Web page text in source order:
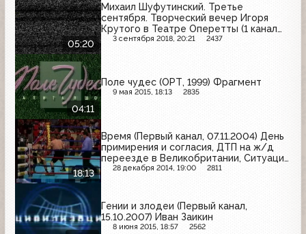
05:20
Михаил Шуфутинский. Третье
сентября. Творческий вечер Игоря
Крутого в Театре Оперетты (1 канал
Останкино, 1994)
3 сентября 2018, 20:21 2437
04:11
Поле чудес (ОРТ, 1999) Фрагмент
9 мая 2015, 18:13 2835
18:13
Время (Первый канал, 07.11.2004) День
примирения и согласия, ДТП на ж/д
переезде в Великобритании, Ситуация
на Ближнем Востоке, Победа Кости
28 декабря 2014, 19:00 2811
Гении и злодеи (Первый канал,
15.10.2007) Иван Заикин
8 июня 2015, 18:57 2562